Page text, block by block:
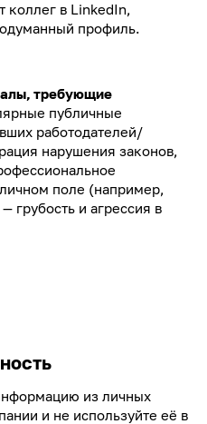
коллег в LinkedIn,
профиль.
требующие
публичные
работодателей/
нарушения законов,
поле (например,
грубость и агрессия в
из личных
и не используйте её в